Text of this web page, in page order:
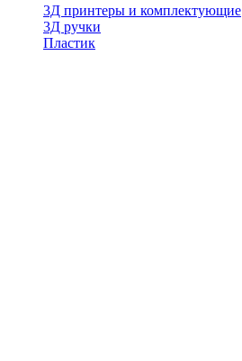
3Д принтеры и комплектующие
3Д ручки
Пластик